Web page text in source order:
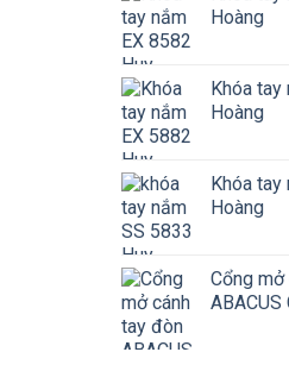
Hoàng
Khóa tay
Hoàng
Khóa tay
Hoàng
Cổng
ABACUS